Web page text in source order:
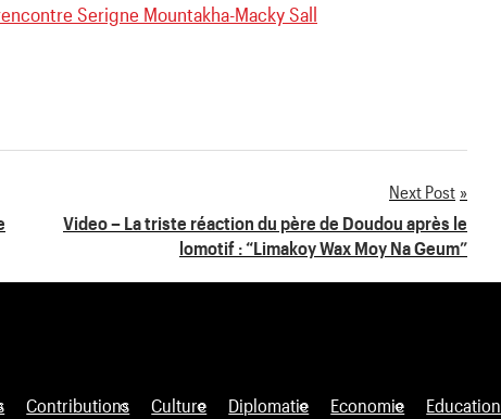
Serigne Mountakha-Macky Sall
Next Post
Video – La triste réaction du père de Doudou après le
lomotif : “Limakoy Wax Moy Na Geum”
Contributions Culture Diplomatie Economie Education